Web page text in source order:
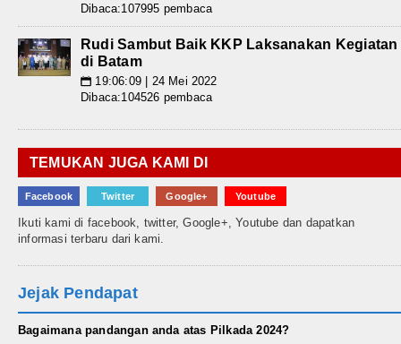
Dibaca:107995 pembaca
Rudi Sambut Baik KKP Laksanakan Kegiatan
di Batam
📅 19:06:09 | 24 Mei 2022
Dibaca:104526 pembaca
TEMUKAN JUGA KAMI DI
Facebook Twitter Google+ Youtube
Ikuti kami di facebook, twitter, Google+, Youtube dan dapatkan
informasi terbaru dari kami.
Jejak Pendapat
Bagaimana pandangan anda atas Pilkada 2024?